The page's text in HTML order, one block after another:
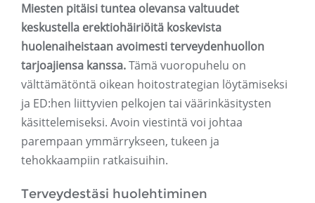
Miesten pitäisi tuntea olevansa valtuudet
keskustella erektiohäiriöitä koskevista
huolenaiheistaan ​​avoimesti terveydenhuollon
tarjoajiensa kanssa.Tämä vuoropuhelu on
välttämätöntä oikean hoitostrategian löytämiseksi
ja ED:hen liittyvien pelkojen tai väärinkäsitysten
käsittelemiseksi. Avoin viestintä voi johtaa
parempaan ymmärrykseen, tukeen ja
tehokkaampiin ratkaisuihin.
Terveydestäsi huolehtiminen